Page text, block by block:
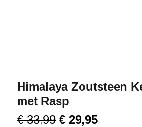
Himalaya Zoutsteen
met Rasp
€33,99 € 29,95